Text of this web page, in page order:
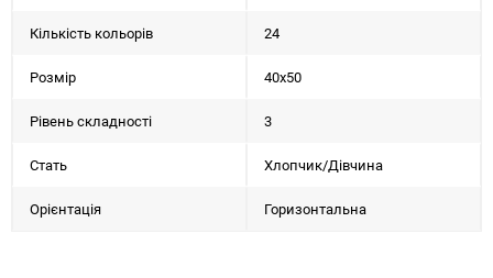
Кількість кольорів 24
Розмір 40х50
Рівень складності 3
Стать Хлопчик/Дiвчина
Орієнтація Горизонтальна